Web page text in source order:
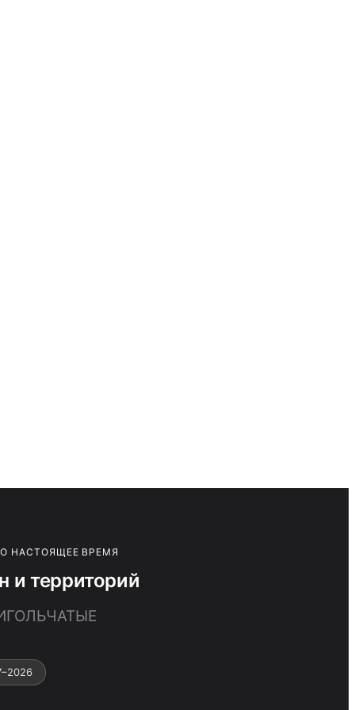
НАСТОЯЩЕЕ ВРЕМЯ
и территорий